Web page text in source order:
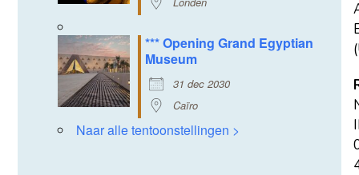
*** Opening Grand Egyptian
Museum
31 dec 2030
Caïro
Naar alle tentoonstellingen >